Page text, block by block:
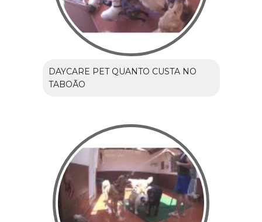
DAYCARE PET QUANTO CUSTA NO
TABOÃO